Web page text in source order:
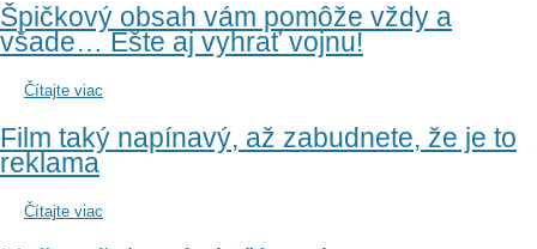
Špičkový obsah vám pomôže vždy a
všade… Ešte aj vyhrať vojnu!
Čítajte viac
Film taký napínavý, až zabudnete, že je to
reklama
Čítajte viac